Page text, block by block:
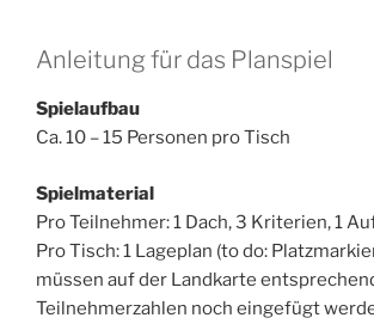
Anleitung für das Planspiel
Spielaufbau
Ca. 10 – 15 Personen pro Tisch
Spielmaterial
Pro Teilnehmer: 1 Dach, 3 Kriterien, 1
Pro Tisch: 1 Lageplan (to do:
müssen auf der Landkarte
Teilnehmerzahlen noch eingefügt